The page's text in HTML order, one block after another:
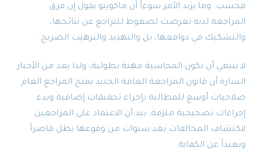
فحسب. وما يزيد الأمر سوءاً أن ماكويتو يقول إن فرق
المراجعة لديه تعرضت لضغوط للتراجع عن نتائجها،
والتشكيك في دوافعها، بل والتهديد والترهيب الصريح.
لا ينبغي أن تكون المحاسبة مهنة بطولية، ولذا يعد من الأخبار
السارة أن قانون المراجعة العامة الجديد يمنح المراجع العام
صلاحيات أوسع للمطالبة بإجراء تحقيقات إضافية وبدء
إجراءات تصحيحية ملزمة. بيد أن الاعتماد على المراجعين
لاكتشاف المخالفات بعد سنوات من وقوعها يظل قاصراً
وبعيداً عن الكفاية.